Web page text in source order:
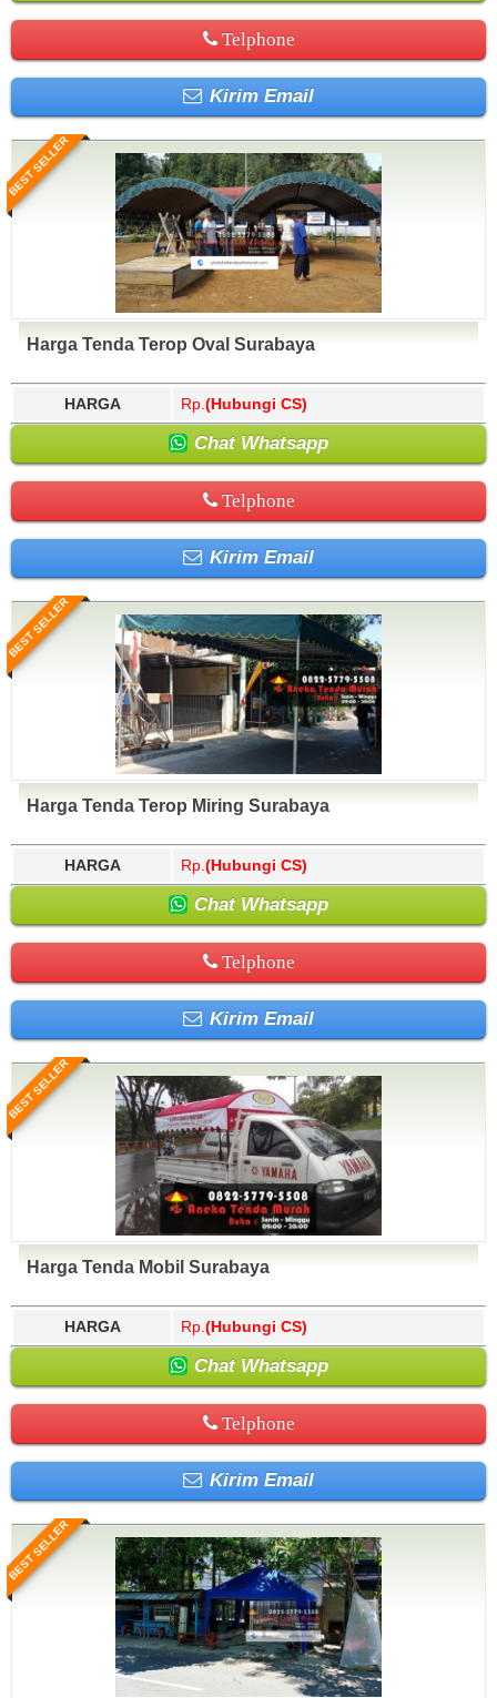
Telphone
Kirim Email
BEST SELLER
Harga Tenda Terop Oval Surabaya
HARGA Rp. (Hubungi CS)
Chat Whatsapp
Telphone
Kirim Email
BEST SELLER
Harga Tenda Terop Miring Surabaya
HARGA Rp. (Hubungi CS)
Chat Whatsapp
Telphone
Kirim Email
BEST SELLER
Harga Tenda Mobil Surabaya
HARGA Rp. (Hubungi CS)
Chat Whatsapp
Telphone
Kirim Email
BEST SELLER